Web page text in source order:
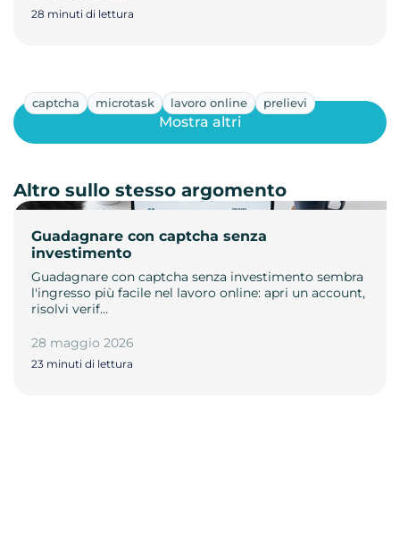
28 minuti di lettura
captcha microtask lavoro online prelievi
Guadagnare con captcha senza
investimento
Guadagnare con captcha senza investimento sembra
l'ingresso più facile nel lavoro online: apri un account,
risolvi verif…
28 maggio 2026
23 minuti di lettura
Mostra altri
Altro sullo stesso argomento